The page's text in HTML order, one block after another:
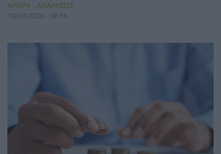
ΑΡΘΡΑ - ΑΝΑΛΥΣΕΙΣ
10/03/2026 - 08:16